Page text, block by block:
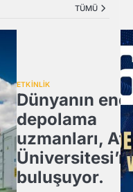
TÜMÜ
ETKİNLİK
Dünyanın
depolama
uzmanları,
buluşuyor.